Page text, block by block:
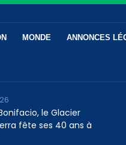
MONDE ANNONCES
le Glacier
fête ses 40 ans à